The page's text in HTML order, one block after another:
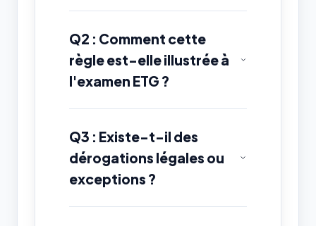
Q2 : Comment cette
règle est-elle illustrée à
l'examen ETG ?
Q3 : Existe-t-il des
dérogations légales ou
exceptions ?